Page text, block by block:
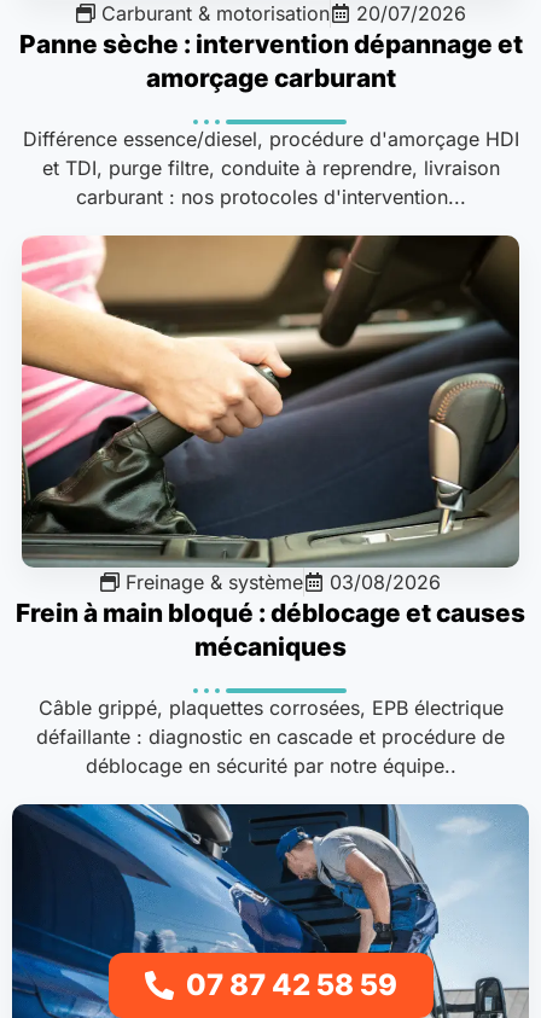
Carburant & motorisation 20/07/2026
Panne sèche : intervention dépannage et
amorçage carburant
Différence essence/diesel, procédure d'amorçage HDI
et TDI, purge filtre, conduite à reprendre, livraison
carburant : nos protocoles d'intervention...
Freinage & système 03/08/2026
Frein à main bloqué : déblocage et causes
mécaniques
Câble grippé, plaquettes corrosées, EPB électrique
défaillante : diagnostic en cascade et procédure de
déblocage en sécurité par notre équipe..
07 87 42 58 59